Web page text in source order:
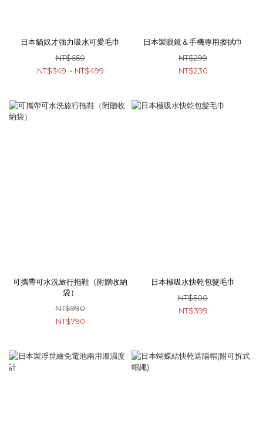
日本貓奴才強力吸水可愛毛巾
NT$650
NT$349 ~ NT$499
日本製眼鏡＆手機專用擦拭巾
NT$299
NT$230
可攜帶可水洗旅行拖鞋（附贈收納
袋）
NT$990
NT$790
日本極吸水快乾包髮毛巾
NT$500
NT$399